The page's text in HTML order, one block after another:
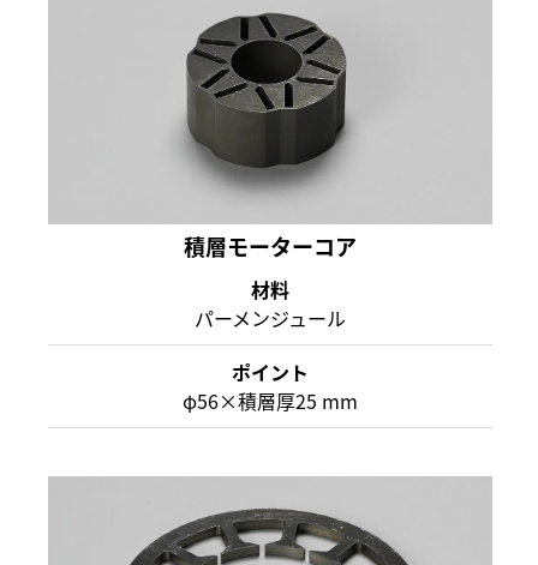
積層モーターコア
材料
パーメンジュール
ポイント
φ56×積層厚25 mm